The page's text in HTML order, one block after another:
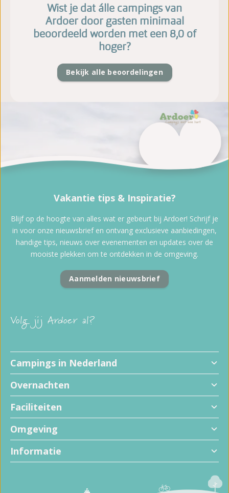
Wist je dat álle campings van
Ardoer door gasten minimaal
beoordeeld worden met een 8,0 of
hoger?
Bekijk alle beoordelingen
Volg jij Ardoer al?
Campings in Nederland
Overnachten
Faciliteiten
Omgeving
Informatie
Vakantie tips & Inspiratie?
Blijf op de hoogte van alles wat er gebeurt bij Ardoer! Schrijf je
in voor onze nieuwsbrief en ontvang exclusieve aanbiedingen,
handige tips, nieuws over evenementen en updates over de
mooiste plekken om te ontdekken in de omgeving.
Aanmelden nieuwsbrief